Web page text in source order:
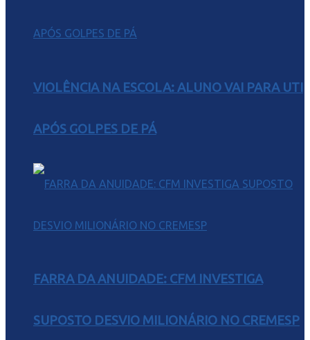
VIOLÊNCIA NA ESCOLA: ALUNO VAI PARA UTI
APÓS GOLPES DE PÁ
FARRA DA ANUIDADE: CFM INVESTIGA
SUPOSTO DESVIO MILIONÁRIO NO CREMESP